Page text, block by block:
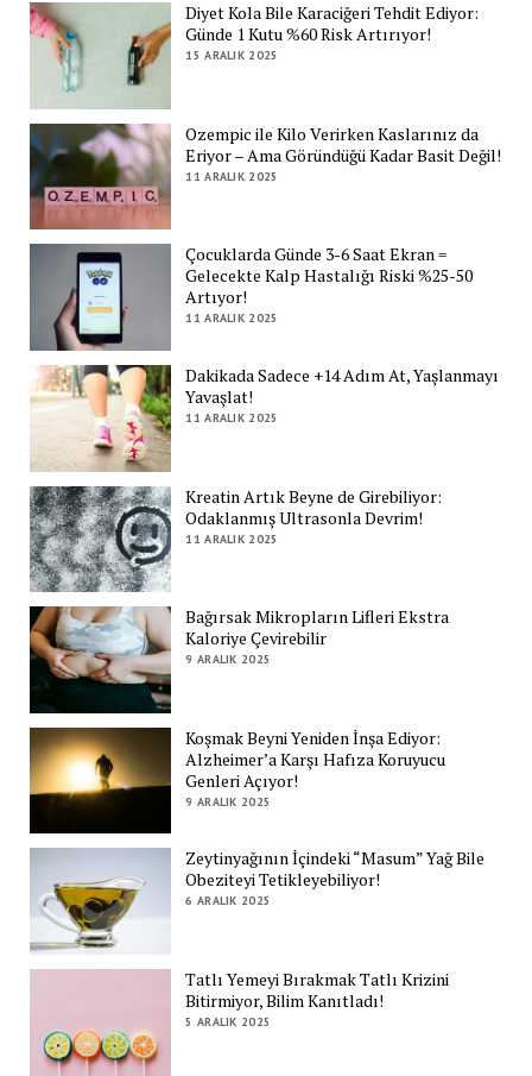
Diyet Kola Bile Karaciğeri Tehdit Ediyor:
Günde 1 Kutu %60 Risk Artırıyor!
15 ARALIK 2025
Ozempic ile Kilo Verirken Kaslarınız da
Eriyor – Ama Göründüğü Kadar Basit Değil!
11 ARALIK 2025
Çocuklarda Günde 3-6 Saat Ekran =
Gelecekte Kalp Hastalığı Riski %25-50
Artıyor!
11 ARALIK 2025
Dakikada Sadece +14 Adım At, Yaşlanmayı
Yavaşlat!
11 ARALIK 2025
Kreatin Artık Beyne de Girebiliyor:
Odaklanmış Ultrasonla Devrim!
11 ARALIK 2025
Bağırsak Mikropların Lifleri Ekstra
Kaloriye Çevirebilir
9 ARALIK 2025
Koşmak Beyni Yeniden İnşa Ediyor:
Alzheimer’a Karşı Hafıza Koruyucu
Genleri Açıyor!
9 ARALIK 2025
Zeytinyağının İçindeki “Masum” Yağ Bile
Obeziteyi Tetikleyebiliyor!
6 ARALIK 2025
Tatlı Yemeyi Bırakmak Tatlı Krizini
Bitirmiyor, Bilim Kanıtladı!
5 ARALIK 2025